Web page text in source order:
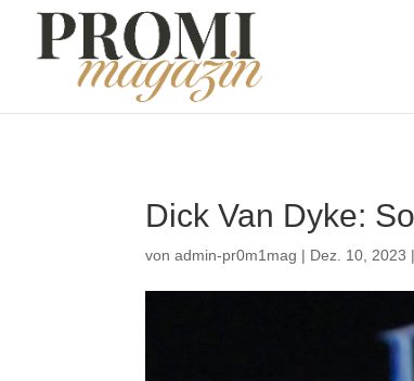
Dick Van Dyke:
vonadmin-pr0m1mag | Dez. 10, 2023